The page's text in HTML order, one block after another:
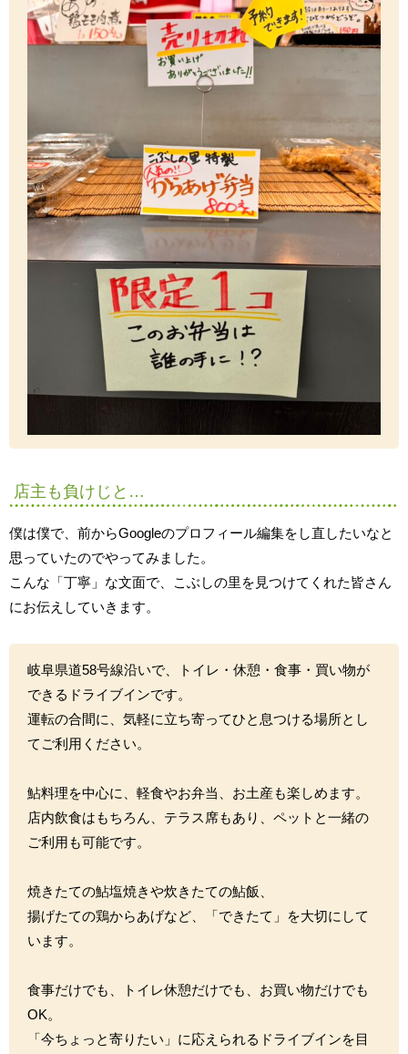
店主も負けじと…
僕は僕で、前からGoogleのプロフィール編集をし直したいなと
思っていたのでやってみました。
こんな「丁寧」な文面で、こぶしの里を見つけてくれた皆さん
にお伝えしていきます。
岐阜県道58号線沿いで、トイレ・休憩・食事・買い物が
できるドライブインです。
運転の合間に、気軽に立ち寄ってひと息つける場所とし
てご利用ください。
鮎料理を中心に、軽食やお弁当、お土産も楽しめます。
店内飲食はもちろん、テラス席もあり、ペットと一緒の
ご利用も可能です。
焼きたての鮎塩焼きや炊きたての鮎飯、
揚げたての鶏からあげなど、「できたて」を大切にして
います。
食事だけでも、トイレ休憩だけでも、お買い物だけでも
OK。
「今ちょっと寄りたい」に応えられるドライブインを目